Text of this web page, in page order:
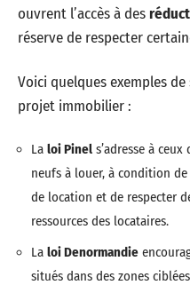
ouvrent l’accès à des
réserve de respecter
Voici quelques exemples
projet immobilier :
La loi Pinel s’adresse à
neufs à louer, à condition
de location et de respecter
ressources des locataires.
La loi Denormandie
situés dans des zones